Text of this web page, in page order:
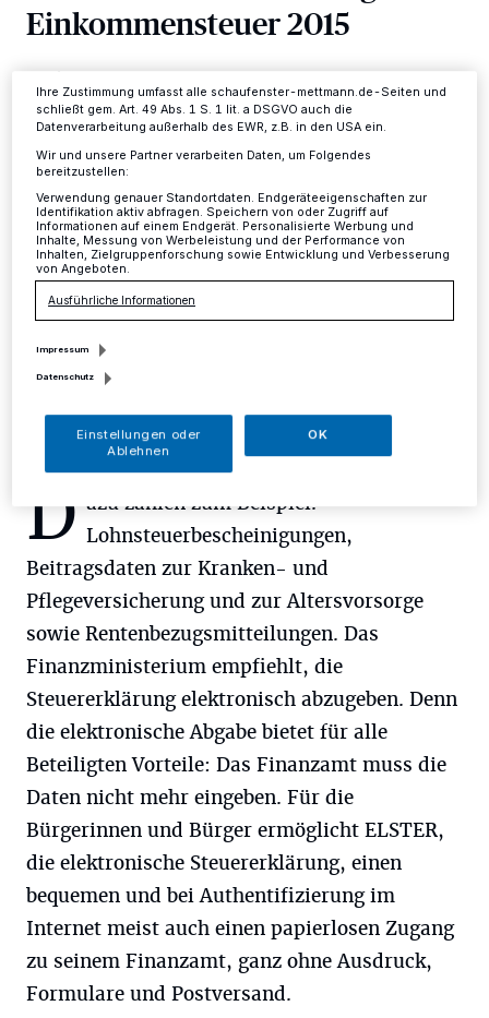
Einkommensteuer 2015
Jahren Anfang März mit der Bearbeitung der
Einkommensteuer für das Jahr 2015. Bis zu diesem
andere Institutionen Zeit, die für die Steuerberechnung
benötigten Angaben an die Finanzverwaltung zu
übermitteln.
11.01.2016 , 13:46 Uhr
D azu zählen zum Beispiel.
Lohnsteuerbescheinigungen,
Beitragsdaten zur Kranken- und
Pflegeversicherung und zur Altersvorsorge
sowie Rentenbezugsmitteilungen. Das
Finanzministerium empfiehlt, die
Steuererklärung elektronisch abzugeben. Denn
die elektronische Abgabe bietet für alle
Beteiligten Vorteile: Das Finanzamt muss die
Daten nicht mehr eingeben. Für die
Bürgerinnen und Bürger ermöglicht ELSTER,
die elektronische Steuererklärung, einen
bequemen und bei Authentifizierung im
Internet meist auch einen papierlosen Zugang
zu seinem Finanzamt, ganz ohne Ausdruck,
Formulare und Postversand.
ändern oder Ihre Einwilligung zu widerrufen, indem Sie auf den Link
Einstellungen oder Ablehnen am unteren Rand der Webseite klicken.
Ihre Zustimmung umfasst alle schaufenster-mettmann.de-Seiten und
schließt gem. Art. 49 Abs. 1 S. 1 lit. a DSGVO auch die
Datenverarbeitung außerhalb des EWR, z.B. in den USA ein.
Wir und unsere Partner verarbeiten Daten, um Folgendes
bereitzustellen:
Verwendung genauer Standortdaten. Endgeräteeigenschaften zur
Identifikation aktiv abfragen. Speichern von oder Zugriff auf
Informationen auf einem Endgerät. Personalisierte Werbung und
Inhalte, Messung von Werbeleistung und der Performance von
Inhalten, Zielgruppenforschung sowie Entwicklung und Verbesserung
von Angeboten.
Ausführliche Informationen
Impressum
Datenschutz
Einstellungen oder
Ablehnen
OK